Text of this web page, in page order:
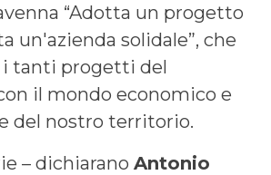
“Adotta un progetto
un'azienda solidale”, che
tanti progetti del
il mondo economico e
del nostro territorio.
– dichiarano Antonio